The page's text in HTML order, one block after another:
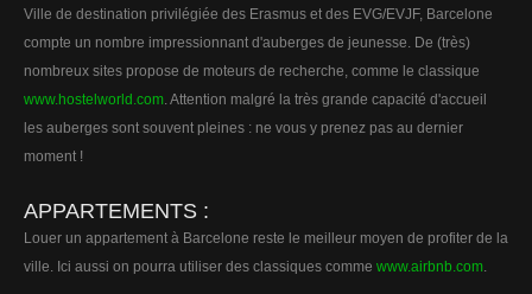
Ville de destination privilégiée des Erasmus et des EVG/EVJF, Barcelone
compte un nombre impressionnant d'auberges de jeunesse. De (très)
nombreux sites propose de moteurs de recherche, comme le classique
www.hostelworld.com . Attention malgré la très grande capacité d'accueil
les auberges sont souvent pleines : ne vous y prenez pas au dernier
moment !
APPARTEMENTS :
Louer un appartement à Barcelone reste le meilleur moyen de profiter de la
ville. Ici aussi on pourra utiliser des classiques comme www.airbnb.com